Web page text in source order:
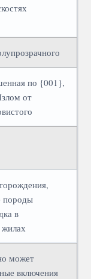
по {001},
от
породы
в
может
включения